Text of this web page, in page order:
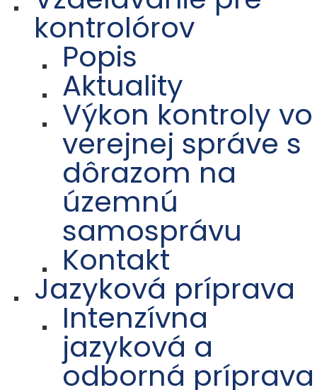
kontrolórov
Popis
Aktuality
Výkon kontroly vo
verejnej správe s
dôrazom na
územnú
samosprávu
Kontakt
Jazyková príprava
Intenzívna
jazyková a
odborná príprava